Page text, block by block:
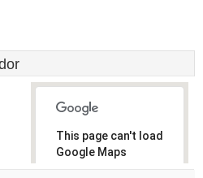
This page can't load
Google Maps
correctly.